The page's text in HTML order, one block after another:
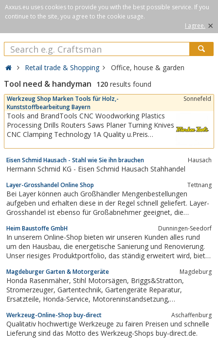
Axxus.eu uses cookies to provide you with the best possible service. If you
continue to the site, you agree to the cookie usage.
I agree. ×
Retail trade & Shopping Office, house & garden
Tool need & handyman 120 results found
Werkzeug Shop Marken Tools für Holz,-
Kunststoffbearbeitung Bayern
Sonnefeld
Tools and BrandTools CNC Woodworking Plastics
Processing Drills Routers Saws Planer Turning Knives
CNC Clamping Technology 1A Quality u.Preis
devices have proven themselves for years in the
demanding processing of wood. Wherever
precision,...
Eisen Schmid Hausach - Stahl wie Sie ihn brauchen Hausach
Hermann Schmid KG - Eisen Schmid Hausach Stahhandel
Layer-Grosshandel Online Shop Tettnang
Bei Layer können auch Großhändler Mengenbestellungen
aufgeben und erhalten diese in der Regel schnell geliefert. Layer-
Grosshandel ist ebenso für Großabnehmer geeignet, die
Heim Baustoffe GmbH Dunningen-Seedorf
In unserem Online-Shop bieten wir unseren Kunden alles rund
um den Hausbau, die energetische Sanierung und Renovierung.
Unser riesiges Produktportfolio, das ständig erweitert wird, bietet
Werkzeuge, Ökologische Baustoffe, Zubehör, uvm. Somit
können wir leistungsstarke...
Magdeburger Garten & Motorgeräte Magdeburg
Honda Rasenmäher, Stihl Motorsägen, Briggs&Stratton,
Stromerzeuger, Gartentechnik, Gartengeräte Reparatur,
Ersatzteile, Honda-Service, Motoreninstandsetzung,
Werkzeug-Online-Shop buy-direct Aschaffenburg
Qualitativ hochwertige Werkzeuge zu fairen Preisen und schnelle
Lieferung sind das Motto des Werkzeug-Shops buy-direct.de.